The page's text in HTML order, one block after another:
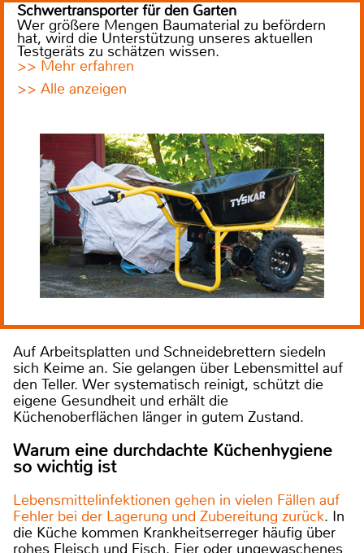
Schwertransporter für den Garten
Wer größere Mengen Baumaterial zu befördern
hat, wird die Unterstützung unseres aktuellen
Testgeräts zu schätzen wissen.
>> Mehr erfahren
>> Alle anzeigen
Auf Arbeitsplatten und Schneidebrettern siedeln
sich Keime an. Sie gelangen über Lebensmittel auf
den Teller. Wer systematisch reinigt, schützt die
eigene Gesundheit und erhält die
Küchenoberflächen länger in gutem Zustand.
Warum eine durchdachte Küchenhygiene
so wichtig ist
Lebensmittelinfektionen gehen in vielen Fällen auf
Fehler bei der Lagerung und Zubereitung zurück. In
die Küche kommen Krankheitserreger häufig über